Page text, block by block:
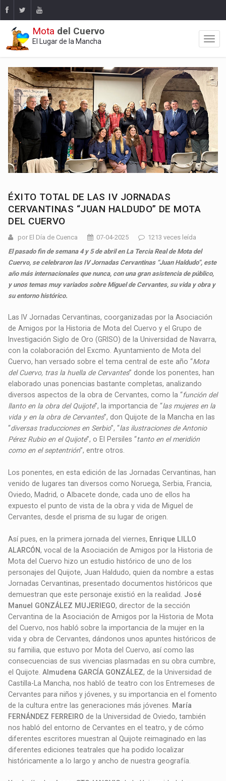
Mota del Cuervo
El Lugar de la Mancha
ÉXITO TOTAL DE LAS IV JORNADAS
CERVANTINAS “JUAN HALDUDO” DE MOTA
DEL CUERVO
por El Día de Cuenca 07-04-2025
1213 veces leída
El pasado fin de semana 4 y 5 de abril en La Tercia Real de Mota del
Cuervo, se celebraron las IV Jornadas Cervantinas “Juan Haldudo”, este
año más internacionales que nunca, con una gran asistencia de público,
y unos temas muy variados sobre Miguel de Cervantes, su vida y obra y
su entorno histórico.
Las IV Jornadas Cervantinas, coorganizadas por la Asociación
de Amigos por la Historia de Mota del Cuervo y el Grupo de
Investigación Siglo de Oro (GRISO) de la Universidad de Navarra,
con la colaboración del Excmo. Ayuntamiento de Mota del
Cuervo, han versado sobre el tema central de este año “Mota
del Cuervo, tras la huella de Cervantes” donde los ponentes, han
elaborado unas ponencias bastante completas, analizando
diversos aspectos de la obra de Cervantes, como la “función del
llanto en la obra del Quijote”, la importancia de “las mujeres en la
vida y en la obra de Cervantes”, don Quijote de la Mancha en las
“diversas traducciones en Serbio”, “las ilustraciones de Antonio
Pérez Rubio en el Quijote”, o El Persiles “tanto en el meridión
como en el septentrión”, entre otros.
Los ponentes, en esta edición de las Jornadas Cervantinas, han
venido de lugares tan diversos como Noruega, Serbia, Francia,
Oviedo, Madrid, o Albacete donde, cada uno de ellos ha
expuesto el punto de vista de la obra y vida de Miguel de
Cervantes, desde el prisma de su lugar de origen.
Así pues, en la primera jornada del viernes, Enrique LILLO
ALARCÓN, vocal de la Asociación de Amigos por la Historia de
Mota del Cuervo hizo un estudio histórico de uno de los
personajes del Quijote, Juan Haldudo, quien da nombre a estas
Jornadas Cervantinas, presentado documentos históricos que
demuestran que este personaje existió en la realidad. José
Manuel GONZÁLEZ MUJERIEGO, director de la sección
Cervantina de la Asociación de Amigos por la Historia de Mota
del Cuervo, nos habló sobre la importancia de la mujer en la
vida y obra de Cervantes, dándonos unos apuntes históricos de
su familia, que estuvo por Mota del Cuervo, así como las
consecuencias de sus vivencias plasmadas en su obra cumbre,
el Quijote. Almudena GARCÍA GONZÁLEZ, de la Universidad de
Castilla-La Mancha, nos habló de teatro con los Entremeses de
Cervantes para niños y jóvenes, y su importancia en el fomento
de la cultura entre las generaciones más jóvenes. María
FERNÁNDEZ FERREIRO de la Universidad de Oviedo, también
nos habló del entorno de Cervantes en el teatro, y de cómo
diferentes escritores muestran al Quijote reimaginado en las
diferentes ediciones teatrales que ha podido localizar
históricamente a lo largo y ancho de nuestra geografía.